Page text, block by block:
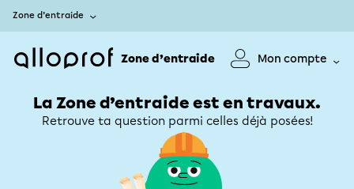
Zone d’entraide
Zone d’entraide Mon compte
La Zone d’entraide est en travaux.
Retrouve ta question parmi celles déjà posées!